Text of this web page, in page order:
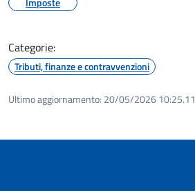
Categorie:
Tributi, finanze e contravvenzioni
Ultimo aggiornamento: 20/05/2026 10:25.11